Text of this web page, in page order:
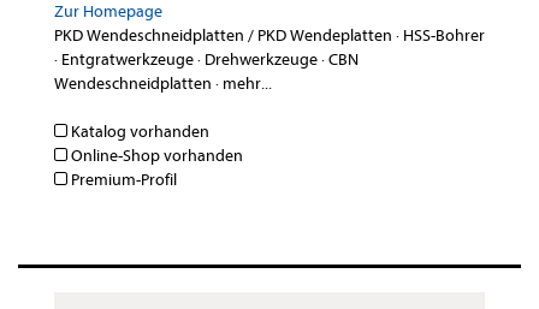
Zur Homepage
PKD Wendeschneidplatten / PKD Wendeplatten · HSS-Bohrer
· Entgratwerkzeuge· Drehwerkzeuge·CBN
Wendeschneidplatten · mehr...
Katalog vorhanden
Online-Shop vorhanden
Premium-Profil